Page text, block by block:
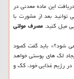
این ماده معدنی در
بعد از مشورت با
میل کنید.مصرف مولتی
شود؟» باید گفت کمبود
سبب ایجاد لک های پوستی خواهد
در رژیم غذایی خود، کک و